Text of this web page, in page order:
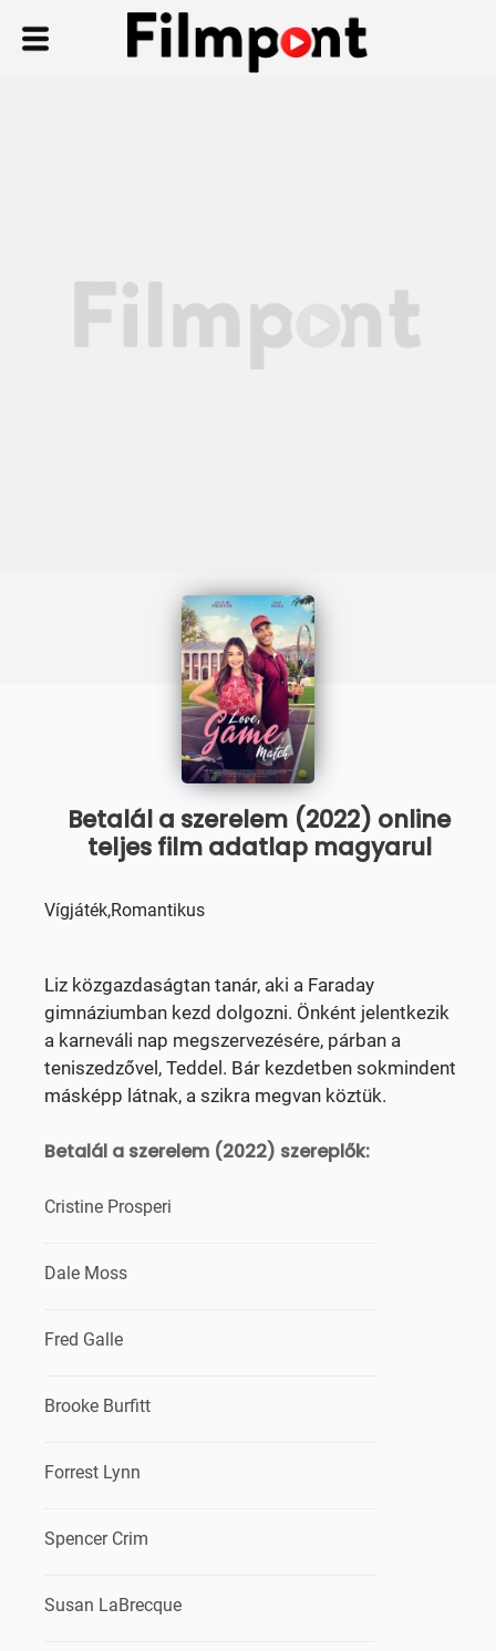
Betalál a szerelem (2022) online
teljes film adatlap magyarul
Vígjáték,Romantikus
Liz közgazdaságtan tanár, aki a Faraday
gimnáziumban kezd dolgozni. Önként jelentkezik
a karneváli nap megszervezésére, párban a
teniszedzővel, Teddel. Bár kezdetben sokmindent
másképp látnak, a szikra megvan köztük.
Betalál a szerelem (2022) szereplők:
Cristine Prosperi
Dale Moss
Fred Galle
Brooke Burfitt
Forrest Lynn
Spencer Crim
Susan LaBrecque